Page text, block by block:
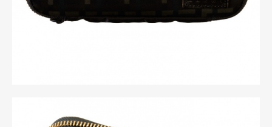
GourmetCars